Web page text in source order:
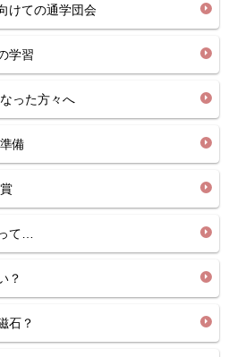
けての通学団会
学習
った方々へ
備
て…
？
石？